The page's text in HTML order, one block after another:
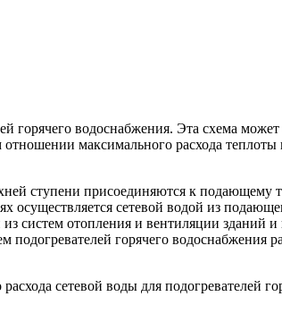
горячего водоснабжения. Эта схема
максимального расхода теплоты
ступени присоединяются к подающему
осуществляется сетевой водой из
систем отопления и вентиляции зданий и
горячего водоснабжения
сетевой воды для подогревателей